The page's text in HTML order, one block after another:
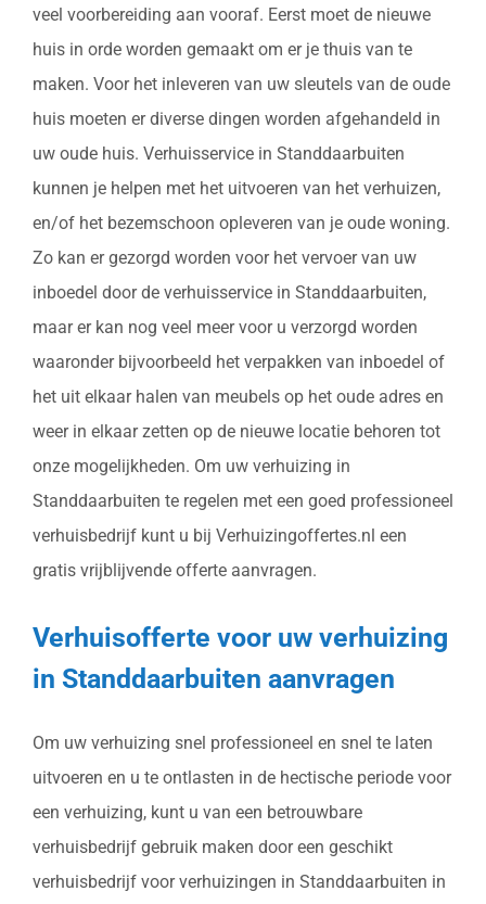
veel voorbereiding aan vooraf. Eerst moet de nieuwe
huis in orde worden gemaakt om er je thuis van te
maken. Voor het inleveren van uw sleutels van de oude
huis moeten er diverse dingen worden afgehandeld in
uw oude huis. Verhuisservice in Standdaarbuiten
kunnen je helpen met het uitvoeren van het verhuizen,
en/of het bezemschoon opleveren van je oude woning.
Zo kan er gezorgd worden voor het vervoer van uw
inboedel door de verhuisservice in Standdaarbuiten,
maar er kan nog veel meer voor u verzorgd worden
waaronder bijvoorbeeld het verpakken van inboedel of
het uit elkaar halen van meubels op het oude adres en
weer in elkaar zetten op de nieuwe locatie behoren tot
onze mogelijkheden. Om uw verhuizing in
Standdaarbuiten te regelen met een goed professioneel
verhuisbedrijf kunt u bij Verhuizingoffertes.nl een
gratis vrijblijvende offerte aanvragen.
Verhuisofferte voor uw verhuizing
in Standdaarbuiten aanvragen
Om uw verhuizing snel professioneel en snel te laten
uitvoeren en u te ontlasten in de hectische periode voor
een verhuizing, kunt u van een betrouwbare
verhuisbedrijf gebruik maken door een geschikt
verhuisbedrijf voor verhuizingen in Standdaarbuiten in